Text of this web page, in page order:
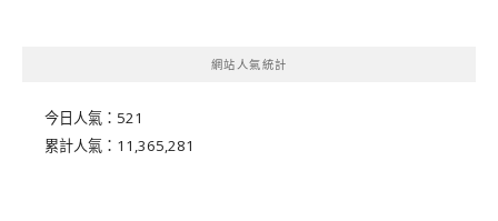
網站人氣統計
今日人氣： 521
累計人氣： 11,365,281